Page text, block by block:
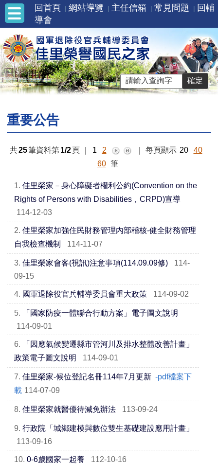
回首頁 網站導覽 主任信箱 常見問題
回輔
導會
重要公告
共25筆資料第 1/2 頁 1 2 每頁顯示 20
40
60 筆
1. 佳里榮家－身心障礙者權利公約(Convention on the
Rights of Persons with Disabilities，CRPD)宣導
114-12-03
2. 佳里榮家加強住民財務管理內部稽核-健全財務管理
自我檢查機制
114-11-07
3. 佳里榮家會客(視訊)注意事項(114.09.09修)
114-
09-15
4. 國軍退除役官兵輔導委員會重大政策 114-09-02
5.
「國家防疫一體聯合行動方案」電子圖文說明
114-09-01
6.
「因應氣候變遷縣市管河川及排水整體改善計畫」
政策電子圖文說明
114-09-01
7. 佳里榮家-候位登記名冊114年7月更新 -pdf檔案下
載 114-07-09
8. 佳里榮家就醫優待減免辦法 113-09-24
9. 行政院「城鄉建模與數位雙生基礎建設應用計畫」
113-09-16
10. 0-6歲國家一起養 112-10-16